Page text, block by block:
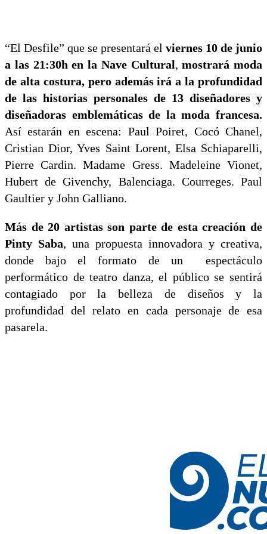
“El Desfile” que se presentará el viernes 10 de junio
a las 21:30h en la Nave Cultural,mostrará moda
de alta costura, pero además irá a la profundidad
de las historias personales de 13 diseñadores y
diseñadoras emblemáticas de la moda francesa.
Así estarán en escena: Paul Poiret, Cocó Chanel,
Cristian Dior, Yves Saint Lorent, Elsa Schiaparelli,
Pierre Cardin. Madame Gress. Madeleine Vionet,
Hubert de Givenchy, Balenciaga. Courreges. Paul
Gaultier y John Galliano.
Más de 20 artistas son parte de esta creación de
Pinty Saba, una propuesta innovadora y creativa,
donde bajo el formato de un espectáculo
performático de teatro danza, el público se sentirá
contagiado por la belleza de diseños y la
profundidad del relato en cada personaje de esa
pasarela.